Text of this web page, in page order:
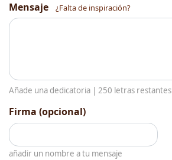
Mensaje ¿Falta de inspiración?
Añade una dedicatoria | 250 letras restantes
Firma (opcional)
añadir un nombre a tu mensaje